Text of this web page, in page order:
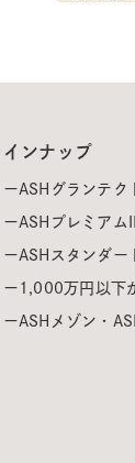
インナップ
ASHグランテク
ASHプレミアムIII
ASHスタンダー
1,000万円以下
ASHメゾン・